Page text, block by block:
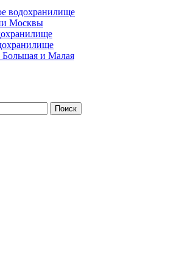
водохранилище
Москвы
Большая и Малая